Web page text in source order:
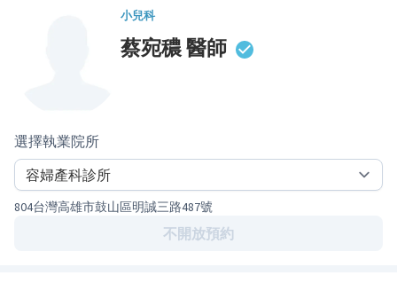
小兒科
蔡宛穠醫師
選擇執業院所
804台灣高雄市鼓山區明誠三路487號
不開放預約